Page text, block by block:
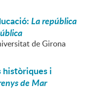
La república
de Girona
històriques i
de Mar